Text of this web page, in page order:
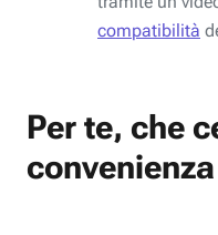
compatibilità
Per te, che